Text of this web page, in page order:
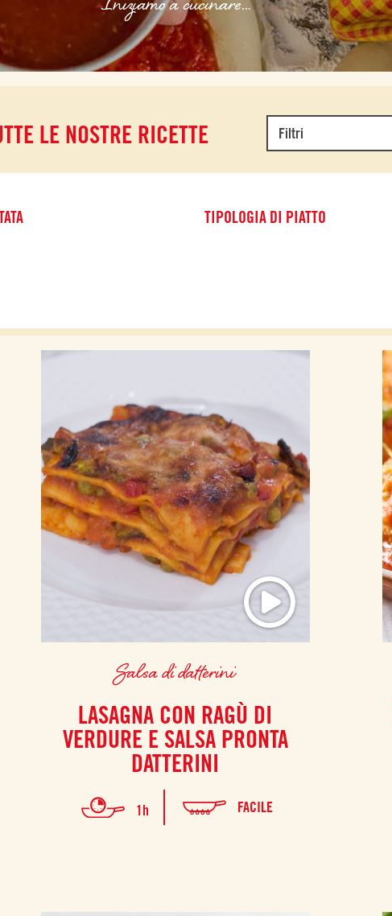
LE NOSTRE RICETTE Filtri
TIPOLOGIA DI PIATTO
Salsa di datterini
LASAGNA CON RAGÙ DI
VERDURE E SALSA PRONTA
DATTERINI
1h FACILE